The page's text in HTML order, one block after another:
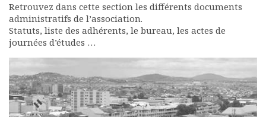
Accueil
L’association
Qui sommes-nous ?
Le bureau
Statuts de l’association
Vie de l’association
Calendrier des activités
Retrouvez dans cette section les différents documents
administratifs de l’association.
Statuts, liste des adhérents, le bureau, les actes de
journées d’études …